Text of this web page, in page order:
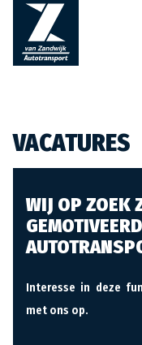
VACATURES
WIJ OP ZOEK
Interesse in deze
met ons op.